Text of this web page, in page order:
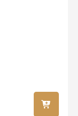
In jouw
winkel